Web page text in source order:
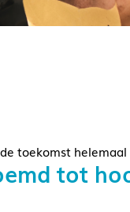
toekomst
tot